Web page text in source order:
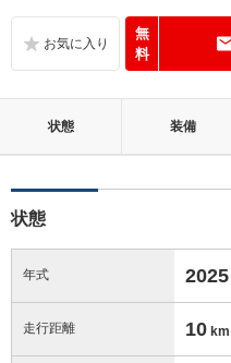
無
料
状態 装備
状態
年式 2025
走行距離 10 km